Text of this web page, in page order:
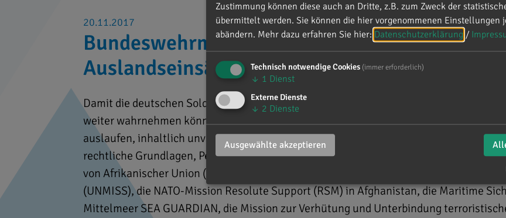
20.11.2017
Bundeswehrmandate - Einstweilige
Auslandseinsätzen
Damit die deutschen Soldaten in Auslandseinsätzen auch in der Zeit der Regierungs-
weiter wahrnehmen können, sollen fünf Bundeswehrmandate, die zum 31. Dezember
auslaufen, inhaltlich unverändert um drei Monate verlängert werden („technical roll-
rechtliche Grundlagen, Personalobergrenze und einzusetzende Fähigkeiten bleiben
von Afrikanischer Union (AU) und Vereinten Nationen (VN) in Darfur/Sudan
(UNMISS), die NATO-Mission Resolute Support (RSM) in Afghanistan, die Maritime
Mittelmeer SEA GUARDIAN, die Mission zur Verhütung und Unterbindung
Zustimmung können diese auch an Dritte, z.B. zum Zweck der
übermittelt werden. Sie können die hier vorgenommenen Einstellungen
abändern. Mehr dazu erfahren Sie hier: Datenschutzerklärung /
Technisch notwendige Cookies (immer erforderlich)
↓ 1 Dienst
Externe Dienste
↓ 2 Dienste
Ausgewählte akzeptieren